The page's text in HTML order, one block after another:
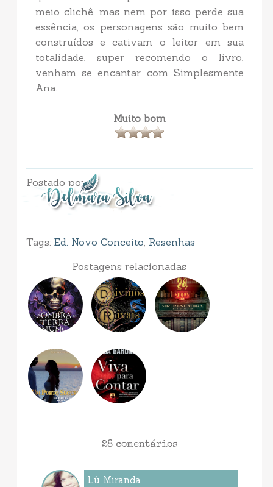
meio clichê, mas nem por isso perde sua
essência, os personagens são muito bem
construídos e cativam o leitor em sua
totalidade, super recomendo o livro,
venham se encantar com Simplesmente
Ana.
Muito bom
Postado por
Tags: Ed. Novo Conceito, Resenhas
Postagens relacionadas
28 comentários
Lú Miranda